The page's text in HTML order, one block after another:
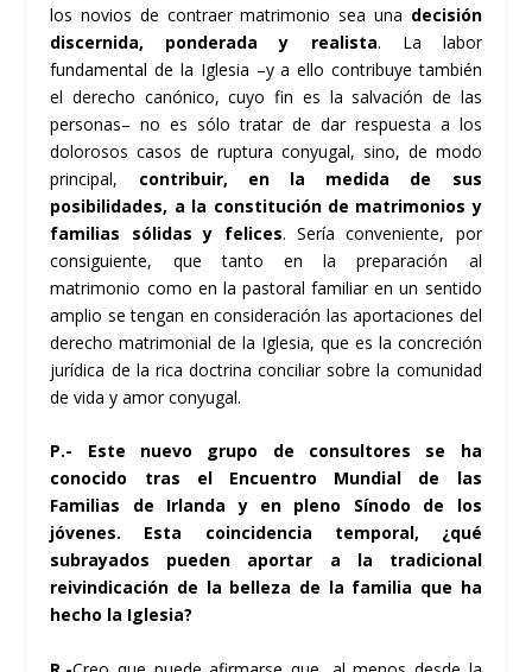
los novios de contraer matrimonio sea una decisión
discernida, ponderada y realista. La labor
fundamental de la Iglesia –y a ello contribuye también
el derecho canónico, cuyo fin es la salvación de las
personas– no es sólo tratar de dar respuesta a los
dolorosos casos de ruptura conyugal, sino, de modo
principal, contribuir, en la medida de sus
posibilidades, a la constitución de matrimonios y
familias sólidas y felices. Sería conveniente, por
consiguiente, que tanto en la preparación al
matrimonio como en la pastoral familiar en un sentido
amplio se tengan en consideración las aportaciones del
derecho matrimonial de la Iglesia, que es la concreción
jurídica de la rica doctrina conciliar sobre la comunidad
de vida y amor conyugal.
P.- Este nuevo grupo de consultores se ha
conocido tras el Encuentro Mundial de las
Familias de Irlanda y en pleno Sínodo de los
jóvenes. Esta coincidencia temporal, ¿qué
subrayados pueden aportar a la tradicional
reivindicación de la belleza de la familia que ha
hecho la Iglesia?